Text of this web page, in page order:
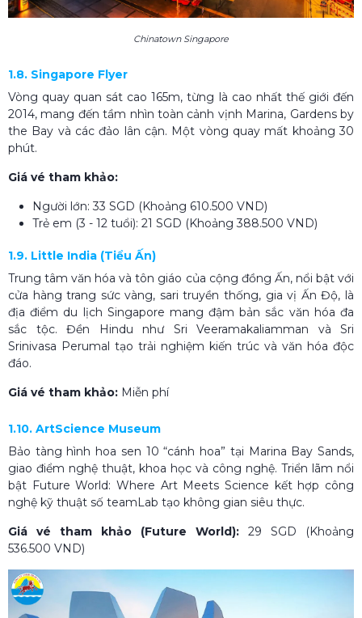
Chinatown Singapore
1.8. Singapore Flyer
Vòng quay quan sát cao 165m, từng là cao nhất thế giới đến
2014, mang đến tầm nhìn toàn cảnh vịnh Marina, Gardens by
the Bay và các đảo lân cận. Một vòng quay mất khoảng 30
phút.
Giá vé tham khảo:
Người lớn: 33 SGD (Khoảng 610.500 VND)
Trẻ em (3 - 12 tuổi): 21 SGD (Khoảng 388.500 VND)
1.9. Little India (Tiểu Ấn)
Trung tâm văn hóa và tôn giáo của cộng đồng Ấn, nổi bật với
cửa hàng trang sức vàng, sari truyền thống, gia vị Ấn Độ, là
địa điểm du lịch Singapore mang đậm bản sắc văn hóa đa
sắc tộc. Đền Hindu như Sri Veeramakaliamman và Sri
Srinivasa Perumal tạo trải nghiệm kiến trúc và văn hóa độc
đáo.
Giá vé tham khảo: Miễn phí
1.10. ArtScience Museum
Bảo tàng hình hoa sen 10 “cánh hoa” tại Marina Bay Sands,
giao điểm nghệ thuật, khoa học và công nghệ. Triển lãm nổi
bật Future World: Where Art Meets Science kết hợp công
nghệ kỹ thuật số teamLab tạo không gian siêu thực.
Giá vé tham khảo (Future World): 29 SGD (Khoảng
536.500 VND)